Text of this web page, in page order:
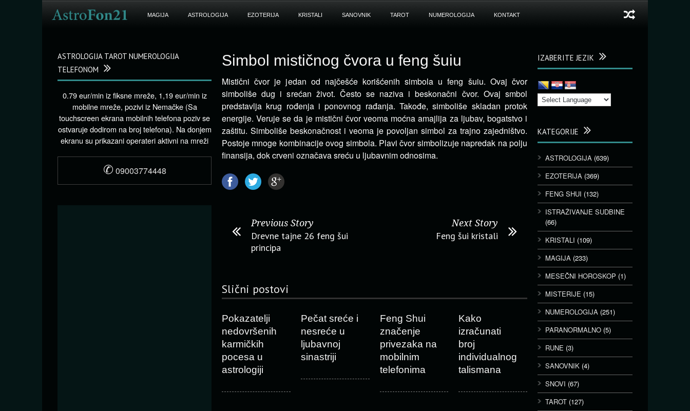
MAGIJA ASTROLOGIJA EZOTERIJA KRISTALI SANOVNIK TAROT NUMEROLOGIJA KONTAKT
Simbol mističnog čvora u feng šuiu
Mistični čvor je jedan od najčešće korišćenih simbola u feng šuiu. Ovaj čvor
simboliše dug i srećan život. Često se naziva i beskonačni čvor. Ovaj smbol
predstavlja krug rođenja i ponovnog rađanja. Takođe, simboliše skladan protok
energije. Veruje se da je mistični čvor veoma moćna amajlija za ljubav, bogatstvo i
zaštitu. Simboliše beskonačnost i veoma je povoljan simbol za trajno zajedništvo.
Postoje mnoge kombinacije ovog simbola. Plavi čvor simbolizuje napredak na polju
finansija, dok crveni označava sreću u ljubavnim odnosima.
Previous Story
Drevne tajne 26 feng šui
principa
Next Story
Feng šui kristali
Slični postovi
Pokazatelji
nedovršenih
karmičkih
pocesa u
astrologiji
Pečat sreće i
nesreće u
ljubavnoj
sinastriji
Feng Shui
značenje
privezaka na
mobilnim
telefonima
Kako
izračunati
broj
individualnog
talismana
IZABERITE JEZIK
KATEGORIJE
ASTROLOGIJA (639)
EZOTERIJA (369)
FENG SHUI (132)
ISTRAŽIVANJE SUDBINE
(66)
KRISTALI (109)
MAGIJA (233)
MESEČNI HOROSKOP (1)
MISTERIJE (15)
NUMEROLOGIJA (251)
PARANORMALNO (5)
RUNE (3)
SANOVNIK (4)
SNOVI (67)
TAROT (127)
ASTROLOGIJA TAROT NUMEROLOGIJA
TELEFONOM
0.79 eur/min iz fiksne mreže, 1,19 eur/min iz
mobilne mreže, pozivi iz Nemačke (Sa
touchscreen ekrana mobilnih telefona poziv se
ostvaruje dodirom na broj telefona). Na donjem
ekranu su prikazani operateri aktivni na mreži
✆ 09003774448